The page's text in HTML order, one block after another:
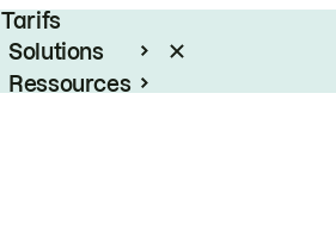
Tarifs
Solutions
Ressources